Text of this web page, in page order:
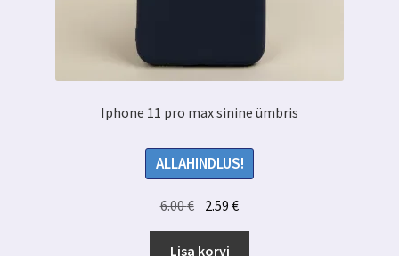
Iphone 11 pro max sinine ümbris
ALLAHINDLUS!
6.00€ Algne
oli:
2.59€Praegune
Lisa korvi